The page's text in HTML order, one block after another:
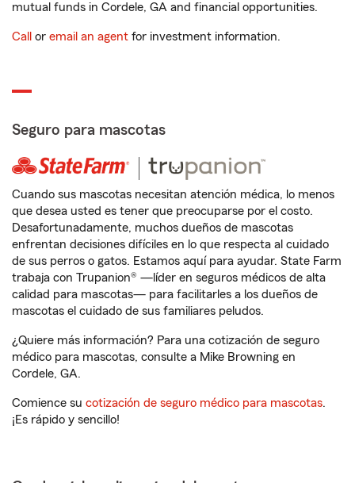
mutual funds in Cordele, GA and financial opportunities.
Call or email an agent for investment information.
Seguro para mascotas
Cuando sus mascotas necesitan atención médica, lo menos
que desea usted es tener que preocuparse por el costo.
Desafortunadamente, muchos dueños de mascotas
enfrentan decisiones difíciles en lo que respecta al cuidado
de sus perros o gatos. Estamos aquí para ayudar. State Farm
trabaja con Trupanion® —líder en seguros médicos de alta
calidad para mascotas— para facilitarles a los dueños de
mascotas el cuidado de sus familiares peludos.
¿Quiere más información? Para una cotización de seguro
médico para mascotas, consulte a Mike Browning en
Cordele, GA.
Comience su cotización de seguro médico para mascotas.
¡Es rápido y sencillo!